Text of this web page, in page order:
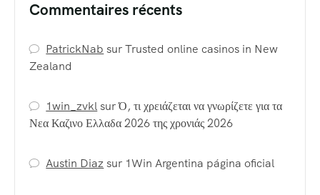
Commentaires récents
PatrickNab surTrusted online casinos in New
Zealand
1win_zvklsurΌ, τι χρειάζεται να γνωρίζετε για τα
Νεα Καζινο Ελλαδα 2026 της χρονιάς 2026
Austin Diazsur 1Win Argentina página oficial